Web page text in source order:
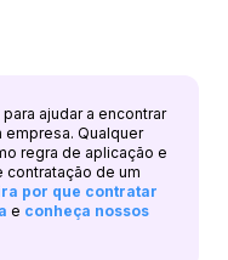
ajudar a encontrar
empresa. Qualquer
regra de aplicação e
de um
por que contratar
e conheça nossos